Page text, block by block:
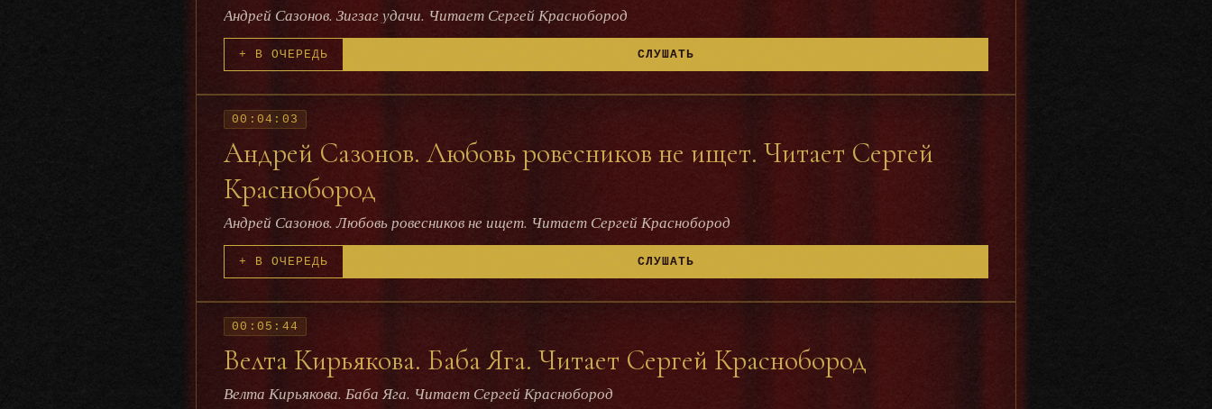
Андрей Сазонов. Зигзаг удачи. Читает Сергей Краснобород
+ В ОЧЕРЕДЬ СЛУШАТЬ
Андрей Сазонов. Любовь ровесников не ищет. Читает Сергей
Краснобород
Андрей Сазонов. Любовь ровесников не ищет. Читает Сергей Краснобород
00:04:03
+ В ОЧЕРЕДЬ СЛУШАТЬ
Велта Кирьякова. Баба Яга. Читает Сергей Краснобород
Велта Кирьякова. Баба Яга. Читает Сергей Краснобород
00:05:44